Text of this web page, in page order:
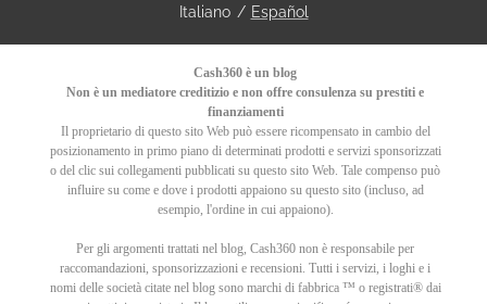
Italiano
Español
Cash360 è un blog
Non è un mediatore creditizio e non offre consulenza su prestiti e
finanziamenti
Il proprietario di questo sito Web può essere ricompensato in cambio del
posizionamento in primo piano di determinati prodotti e servizi sponsorizzati
o del clic sui collegamenti pubblicati su questo sito Web. Tale compenso può
influire su come e dove i prodotti appaiono su questo sito (incluso, ad
esempio, l'ordine in cui appaiono).
Per gli argomenti trattati nel blog, Cash360 non è responsabile per
raccomandazioni, sponsorizzazioni e recensioni. Tutti i servizi, i loghi e i
nomi delle società citate nel blog sono marchi di fabbrica ™ o registrati® dai